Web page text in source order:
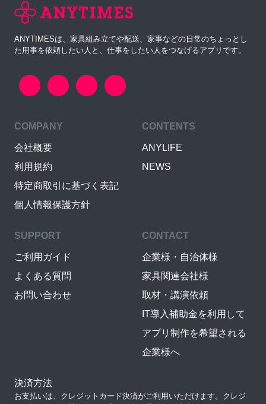
ANYTIMESは、家具組み立てや配送、家事などの日常のちょっとし
た用事を依頼したい人と、仕事をしたい人をつなげるアプリです。
COMPANY
会社概要
利用規約
特定商取引に基づく表記
個人情報保護方針
CONTENTS
ANYLIFE
NEWS
SUPPORT
ご利用ガイド
よくある質問
お問い合わせ
CONTACT
企業様・自治体様
家具関連会社様
取材・講演依頼
IT導入補助金を利用して
アプリ制作を希望される
企業様へ
決済方法
お支払いは、クレジットカード決済がご利用いただけます。クレジ